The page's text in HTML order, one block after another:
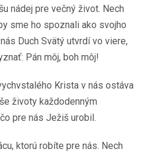
nádej pre večný život. Nech
sme ho spoznali ako svojho
Duch Svätý utvrdí vo viere,
Pán môj, boh môj!
Krista v nás ostáva
životy každodenným
pre nás Ježiš urobil.
ktorú robíte pre nás. Nech